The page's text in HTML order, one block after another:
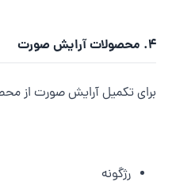
تکمیل آرایش صورت از
رژگونه